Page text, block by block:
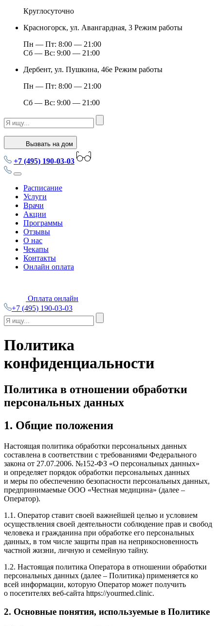
Круглосуточно
Красногорск, ул. Авангардная, 3 Режим работы
Пн — Пт: 8:00 — 21:00
Сб — Вс: 9:00 — 21:00
Дербент, ул. Пушкина, 46е Режим работы
Пн — Пт: 8:00 — 21:00
Сб — Вс: 9:00 — 21:00
Вызвать на дом
+7 (495) 190-03-03
Расписание
Услуги
Врачи
Акции
Программы
Отзывы
О нас
Чекапы
Контакты
Онлайн оплата
Оплата онлайн
+7 (495) 190-03-03
Политика
конфиденциальности
Политика в отношении обработки
персональных данных
1. Общие положения
Настоящая политика обработки персональных данных
составлена в соответствии с требованиями Федерального
закона от 27.07.2006. №152-ФЗ «О персональных данных»
и определяет порядок обработки персональных данных
и меры по обеспечению безопасности персональных данных,
предпринимаемые ООО «Честная медицина» (далее –
Оператор).
1.1. Оператор ставит своей важнейшей целью и условием
осуществления своей деятельности соблюдение прав и свобод
человека и гражданина при обработке его персональных
данных, в том числе защиты прав на неприкосновенность
частной жизни, личную и семейную тайну.
1.2. Настоящая политика Оператора в отношении обработки
персональных данных (далее – Политика) применяется ко
всей информации, которую Оператор может получить
о посетителях веб-сайта https://yourmed.clinic.
2. Основные понятия, используемые в Политике